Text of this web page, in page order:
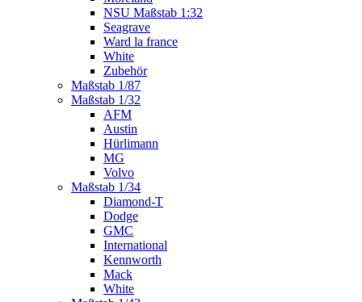
NSU Maßstab 1:32
Seagrave
Ward la france
White
Zubehör
Maßstab 1/87
Maßstab 1/32
AFM
Austin
Hürlimann
MG
Volvo
Maßstab 1/34
Diamond-T
Dodge
GMC
International
Kennworth
Mack
White